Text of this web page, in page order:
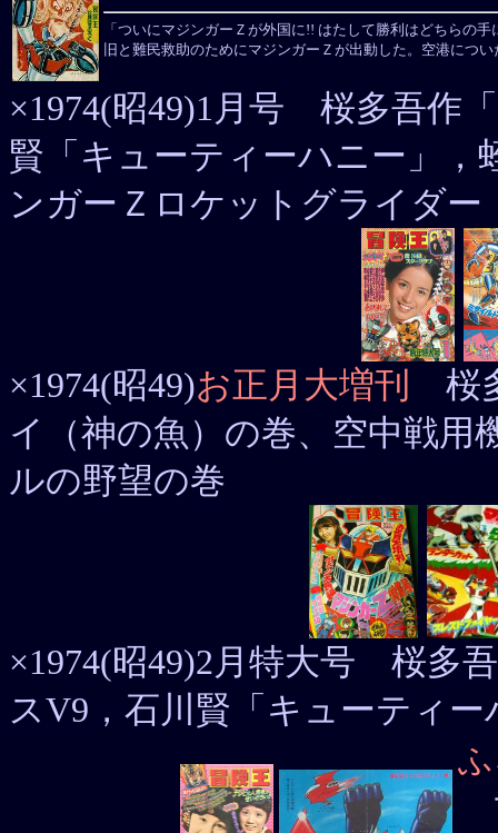
「ついにマジンガーＺが外国に!! はたして勝利はどちらの
旧と難民救助のためにマジンガーＺが出動した。空港につ
×1974(昭49)1月号 桜多吾作
賢「キューティーハニー」，
ンガーＺロケットグライダー
×1974(昭49)お正月大増刊
桜
イ（神の魚）の巻、空中戦用
ルの野望の巻
×1974(昭49)2月特大号 桜多
スV9，石川賢「キューティー